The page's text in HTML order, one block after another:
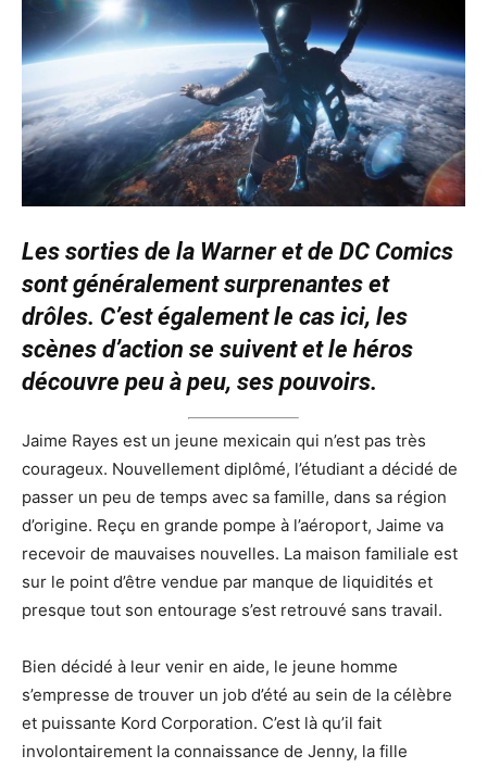
Les sorties de la Warner et de DC Comics
sont généralement surprenantes et
drôles. C’est également le cas ici, les
scènes d’action se suivent et le héros
découvre peu à peu, ses pouvoirs.
Jaime Rayes est un jeune mexicain qui n’est pas très
courageux. Nouvellement diplômé, l’étudiant a décidé de
passer un peu de temps avec sa famille, dans sa région
d’origine. Reçu en grande pompe à l’aéroport, Jaime va
recevoir de mauvaises nouvelles. La maison familiale est
sur le point d’être vendue par manque de liquidités et
presque tout son entourage s’est retrouvé sans travail.
Bien décidé à leur venir en aide, le jeune homme
s’empresse de trouver un job d’été au sein de la célèbre
et puissante Kord Corporation. C’est là qu’il fait
involontairement la connaissance de Jenny, la fille